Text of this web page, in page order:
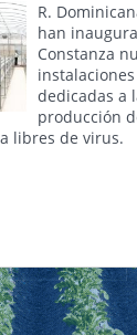
R.
han
Constanza
instalaciones
dedicadas a
producción
libres de virus.